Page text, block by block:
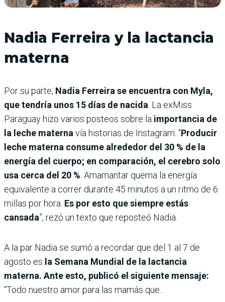
Nadia Ferreira y la lactancia
materna
Por su parte, Nadia Ferreira se encuentra con Myla,
que tendría unos 15 días de nacida. La exMiss
Paraguay hizo varios posteos sobre la importancia de
la leche maternavía historias de Instagram. “Producir
leche materna consume alrededor del 30 % de la
energía del cuerpo; en comparación, el cerebro solo
usa cerca del 20 %. Amamantar quema la energía
equivalente a correr durante 45 minutos a un ritmo de 6
millas por hora. Es por esto que siempre estás
cansada”, rezó un texto que reposteó Nadia.
A la par Nadia se sumó a recordar que del 1 al 7 de
agosto es la Semana Mundial de la lactancia
materna. Ante esto, publicó el siguiente mensaje:
“Todo nuestro amor para las mamás que...